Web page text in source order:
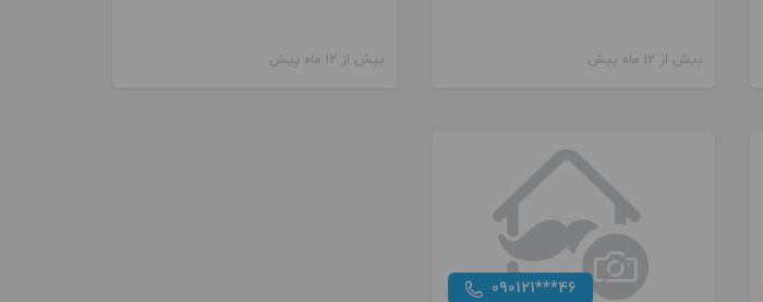
بیش از 12 ماه پیش بیش از 12 ماه پیش
090121***46